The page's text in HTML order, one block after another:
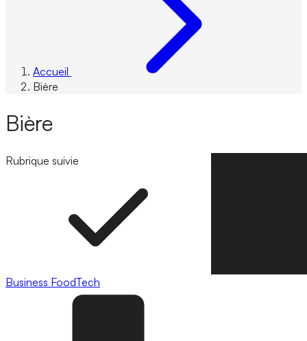
Accueil
Bière
Bière
Rubrique suivie
Business FoodTech